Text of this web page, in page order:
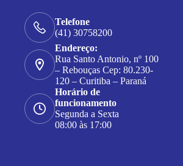
Telefone
(41) 30758200
Endereço:
Rua Santo Antonio, nº 100
– Rebouças Cep: 80.230-
120 – Curitiba – Paraná
Horário de
funcionamento
Segunda a Sexta
08:00 às 17:00